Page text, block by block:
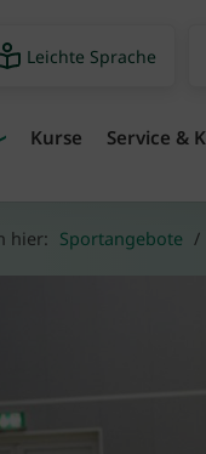
Leichte Sprache
Kurse Service &
hier: Sportangebote